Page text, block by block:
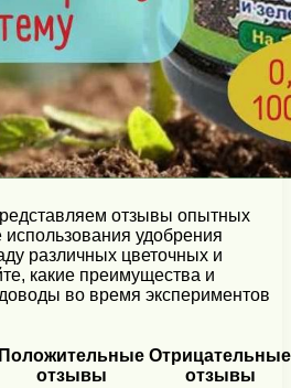
отзывы опытных
использования удобрения
различных цветочных и
какие преимущества и
во время экспериментов
Положительные
отзывы
Отрицательные
отзывы